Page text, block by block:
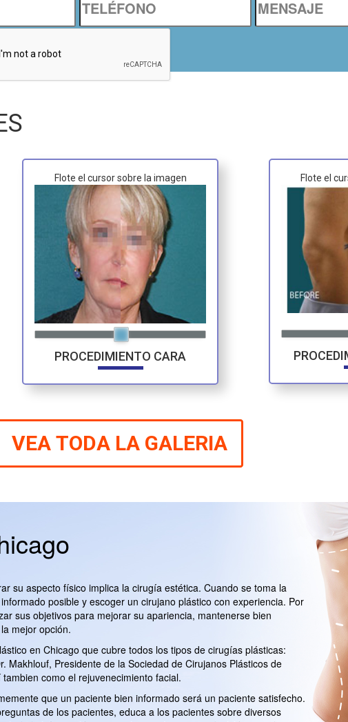
Flote el cursor sobre la imagen
PROCEDIMIENTO CARA
Flote el
VEA TODA LA GALERIA
su aspecto físico implica la cirugía estética. Cuando se toma la
posible y escoger un cirujano plástico con experiencia. Por
sus objetivos para mejorar su apariencia, mantenerse bien
mejor opción.
en Chicago que cubre todos los tipos de cirugías plásticas:
Presidente de la Sociedad de Cirujanos Plásticos de
como el rejuvenecimiento facial.
que un paciente bien informado será un paciente satisfecho.
de los pacientes, educa a los pacientes sobre diversos